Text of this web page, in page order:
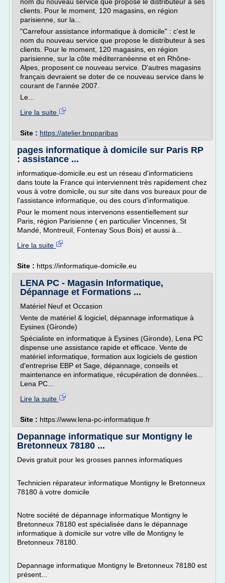
clients. Pour le moment, 120 magasins, en région
parisienne, sur la...
"Carrefour assistance informatique à domicile" : c'est le
nom du nouveau service que propose le distributeur à ses
clients. Pour le moment, 120 magasins, en région
parisienne, sur la côte méditerranéenne et en Rhône-
Alpes, proposent ce nouveau service. D'autres magasins
français devraient se doter de ce nouveau service dans le
courant de l'année 2007.
Le...
Lire la suite
Site : https://atelier.bnpparibas
pages informatique à domicile sur Paris RP
: assistance ...
informatique-domicile.eu est un réseau d'informaticiens
dans toute la France qui interviennent très rapidement chez
vous à votre domicile, ou sur site dans vos bureaux pour de
l'assistance informatique, ou des cours d'informatique.
Pour le moment nous intervenons essentiellement sur
Paris, région Parisienne ( en particulier Vincennes, St
Mandé, Montreuil, Fontenay Sous Bois) et aussi à...
Lire la suite
Site : https://informatique-domicile.eu
LENA PC - Magasin Informatique,
Dépannage et Formations ...
Matériel Neuf et Occasion
Vente de matériel & logiciel, dépannage informatique à
Eysines (Gironde)
Spécialiste en informatique à Eysines (Gironde), Lena PC
dispense une assistance rapide et efficace. Vente de
matériel informatique, formation aux logiciels de gestion
d'entreprise EBP et Sage, dépannage, conseils et
maintenance en informatique, récupération de données...
Lena PC...
Lire la suite
Site : https://www.lena-pc-informatique.fr
Depannage informatique sur Montigny le
Bretonneux 78180 ...
Devis gratuit pour les grosses pannes informatiques
Technicien réparateur informatique Montigny le Bretonneux
78180 à votre domicile
Notre société de dépannage informatique Montigny le
Bretonneux 78180 est spécialisée dans le dépannage
informatique à domicile sur votre ville de Montigny le
Bretonneux 78180.
Depannage informatique Montigny le Bretonneux 78180 est
présent...